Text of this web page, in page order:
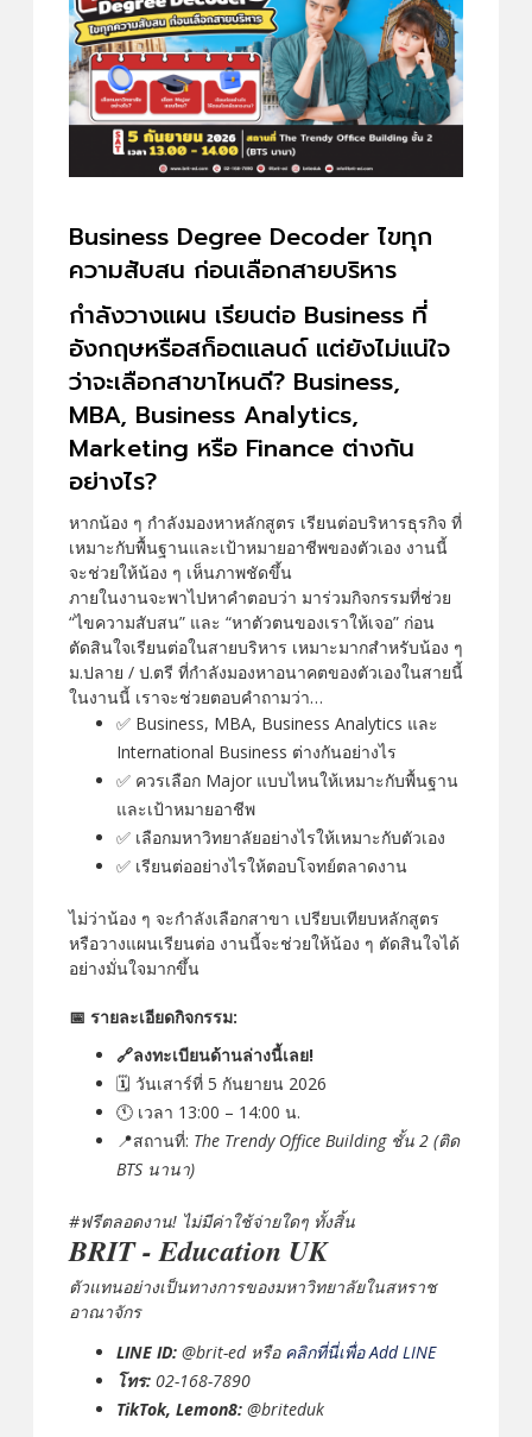
Business Degree Decoder ไขทุก
ความสับสน ก่อนเลือกสายบริหาร
กำลังวางแผน เรียนต่อ Business ที่
อังกฤษหรือสก็อตแลนด์ แต่ยังไม่แน่ใจ
ว่าจะเลือกสาขาไหนดี? Business,
MBA, Business Analytics,
Marketing หรือ Finance ต่างกัน
อย่างไร?
หากน้อง ๆ กำลังมองหาหลักสูตร เรียนต่อบริหารธุรกิจ ที่
เหมาะกับพื้นฐานและเป้าหมายอาชีพของตัวเอง งานนี้
จะช่วยให้น้อง ๆ เห็นภาพชัดขึ้น
ภายในงานจะพาไปหาคำตอบว่า มาร่วมกิจกรรมที่ช่วย
“ไขความสับสน” และ “หาตัวตนของเราให้เจอ” ก่อน
ตัดสินใจเรียนต่อในสายบริหาร เหมาะมากสำหรับน้อง ๆ
ม.ปลาย / ป.ตรี ที่กำลังมองหาอนาคตของตัวเองในสายนี้
ในงานนี้ เราจะช่วยตอบคำถามว่า…
✅ Business, MBA, Business Analytics และ
International Business ต่างกันอย่างไร
✅ ควรเลือก Major แบบไหนให้เหมาะกับพื้นฐาน
และเป้าหมายอาชีพ
✅ เลือกมหาวิทยาลัยอย่างไรให้เหมาะกับตัวเอง
✅ เรียนต่ออย่างไรให้ตอบโจทย์ตลาดงาน
ไม่ว่าน้อง ๆ จะกำลังเลือกสาขา เปรียบเทียบหลักสูตร
หรือวางแผนเรียนต่อ งานนี้จะช่วยให้น้อง ๆ ตัดสินใจได้
อย่างมั่นใจมากขึ้น
📅 รายละเอียดกิจกรรม:
🔗ลงทะเบียนด้านล่างนี้เลย!
🗓️ วันเสาร์ที่ 5 กันยายน 2026
🕚 เวลา 13:00 – 14:00 น.
📍สถานที่: The Trendy Office Building ชั้น 2 (ติด
BTS นานา)
#ฟรีตลอดงาน! ไม่มีค่าใช้จ่ายใดๆ ทั้งสิ้น
BRIT - Education UK
ตัวแทนอย่างเป็นทางการของมหาวิทยาลัยในสหราช
อาณาจักร
LINE ID: @brit-ed หรือ คลิกที่นี่เพื่อ Add LINE
โทร: 02-168-7890
TikTok, Lemon8: @briteduk